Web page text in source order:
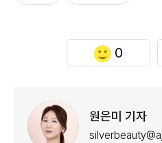
0
원은미 기자